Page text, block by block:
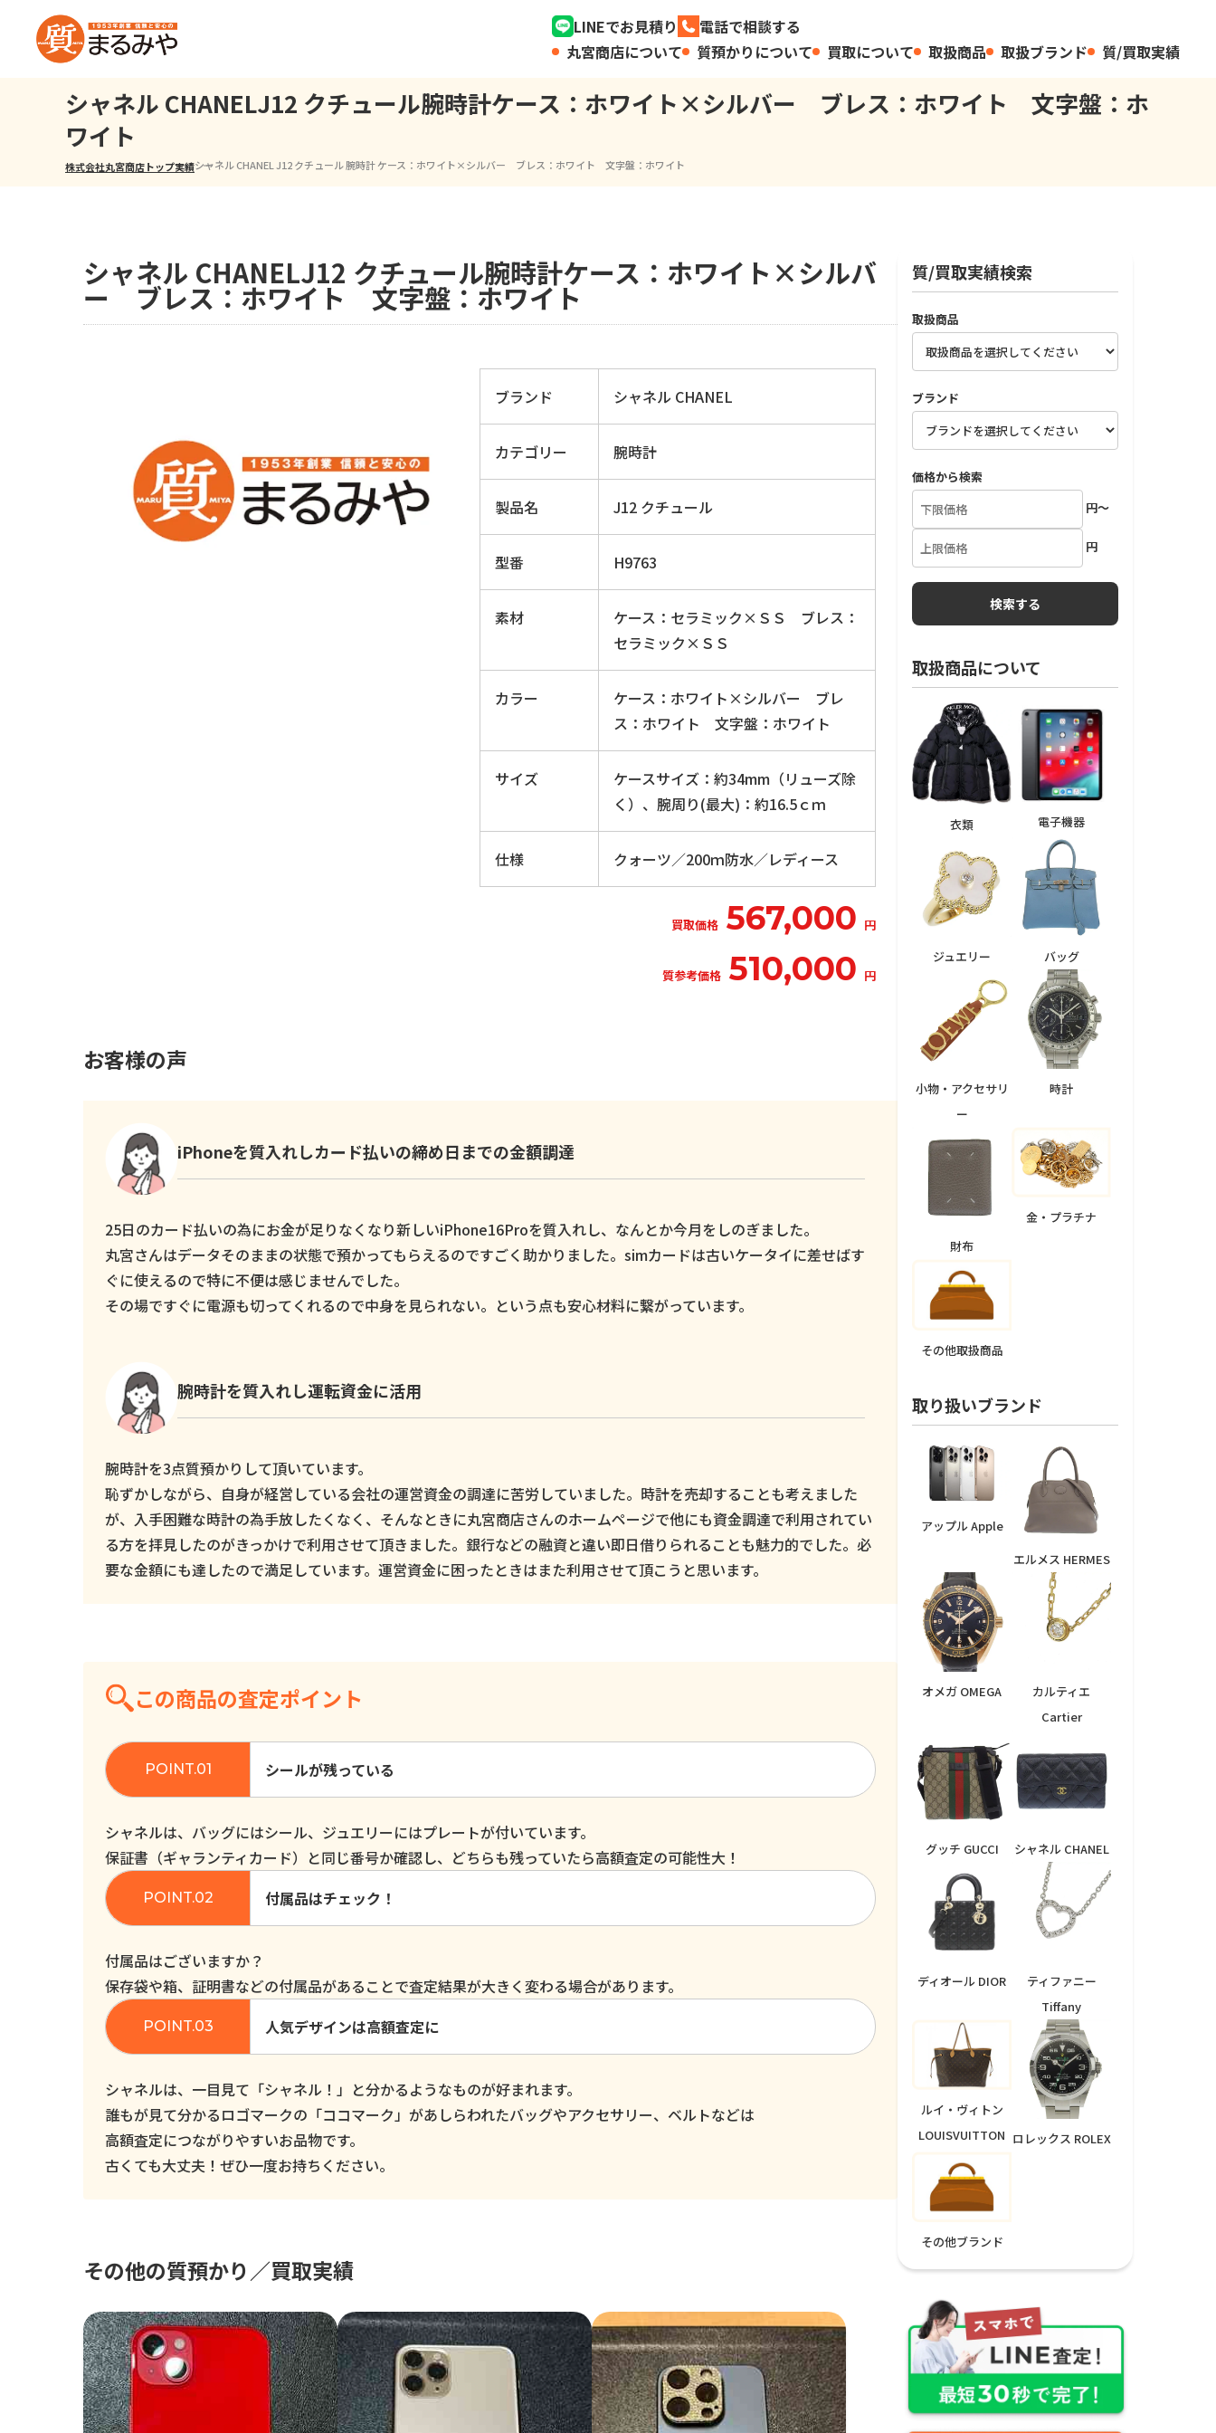
LINEでお見積り
電話で相談する
丸宮商店について
質預かりについて 買取について 取扱商品 取扱ブランド 質/買取実績
シャネル CHANELJ12 クチュール腕時計ケース：ホワイト×シルバー ブレス：ホワイト 文字盤：ホ
ワイト
株式会社丸宮商店トップ⁩実績シャネル CHANEL J12 クチュール 腕時計 ケース：ホワイト×シルバー ブレス：ホワイト 文字盤：ホワイト
シャネル CHANELJ12 クチュール腕時計ケース：ホワイト×シルバ
ー ブレス：ホワイト 文字盤：ホワイト
ブランド シャネル CHANEL
カテゴリー 腕時計
製品名 J12 クチュール
型番 H9763
素材
ケース：セラミック×ＳＳ ブレス：
セラミック×ＳＳ
カラー
ケース：ホワイト×シルバー ブレ
ス：ホワイト 文字盤：ホワイト
サイズ
ケースサイズ：約34mm（リューズ除
く）、腕周り(最大)：約16.5ｃｍ
仕様 クォーツ／200ｍ防水／レディース
買取価格 567,000 円
質参考価格 510,000 円
お客様の声
iPhoneを質入れしカード払いの締め日までの金額調達
25日のカード払いの為にお金が足りなくなり新しいiPhone16Proを質入れし、なんとか今月をしのぎました。
丸宮さんはデータそのままの状態で預かってもらえるのですごく助かりました。simカードは古いケータイに差せばす
ぐに使えるので特に不便は感じませんでした。
その場ですぐに電源も切ってくれるので中身を見られない。という点も安心材料に繋がっています。
腕時計を質入れし運転資金に活用
腕時計を3点質預かりして頂いています。
恥ずかしながら、自身が経営している会社の運営資金の調達に苦労していました。時計を売却することも考えました
が、入手困難な時計の為手放したくなく、そんなときに丸宮商店さんのホームページで他にも資金調達で利用されてい
る方を拝見したのがきっかけで利用させて頂きました。銀行などの融資と違い即日借りられることも魅力的でした。必
要な金額にも達したので満足しています。運営資金に困ったときはまた利用させて頂こうと思います。
この商品の査定ポイント
シールが残っている
シャネルは、バッグにはシール、ジュエリーにはプレートが付いています。
保証書（ギャランティカード）と同じ番号か確認し、どちらも残っていたら高額査定の可能性大！
付属品はチェック！
付属品はございますか？
保存袋や箱、証明書などの付属品があることで査定結果が大きく変わる場合があります。
人気デザインは高額査定に
シャネルは、一目見て「シャネル！」と分かるようなものが好まれます。
誰もが見て分かるロゴマークの「ココマーク」があしらわれたバッグやアクセサリー、ベルトなどは
高額査定につながりやすいお品物です。
古くても大丈夫！ぜひ一度お持ちください。
その他の質預かり／買取実績
質/買取実績検索
取扱商品
ブランド
価格から検索
円～
円
取扱商品について
衣類 電子機器
ジュエリー バッグ
小物・アクセサリ
ー
時計
財布
金・プラチナ
その他取扱商品
取り扱いブランド
アップル Apple
エルメス HERMES
オメガ OMEGA
カルティエ
Cartier
グッチ GUCCI シャネル CHANEL
ディオール DIOR
ティファニー
Tiffany
ルイ・ヴィトン
LOUISVUITTON ロレックス ROLEX
その他ブランド